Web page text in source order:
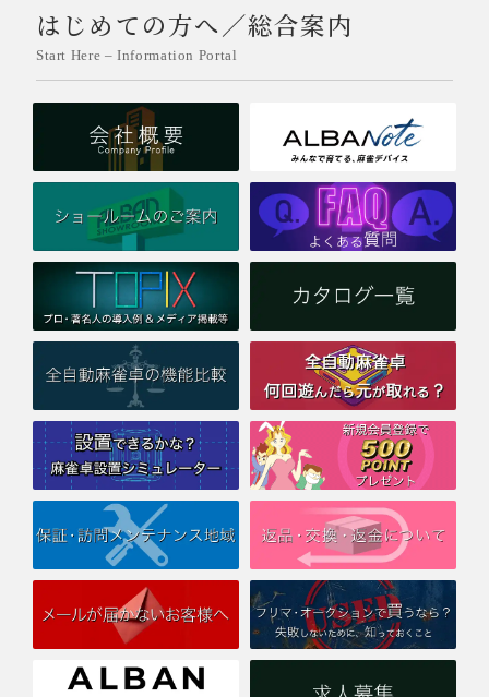
はじめての方へ／総合案内
Start Here – Information Portal